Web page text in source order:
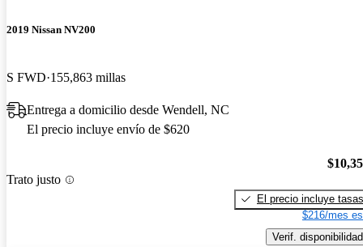
2019 Nissan NV200
S FWD 155,863 millas
Entrega a domicilio desde Wendell, NC
El precio incluye envío de $620
Trato justo
El precio incluye tasas
$216/mes
Verif. disponibilidad